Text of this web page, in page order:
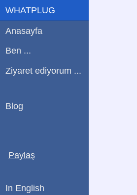
WHATPLUG
Anasayfa
Ben ...
Ziyaret ediyorum ...
Blog
Paylaş
In English